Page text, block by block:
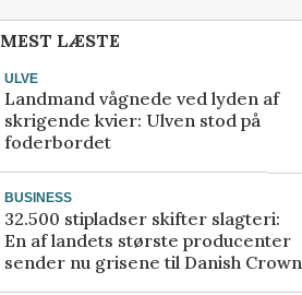
MEST LÆSTE
ULVE
Landmand vågnede ved lyden af
skrigende kvier: Ulven stod på
foderbordet
BUSINESS
32.500 stipladser skifter slagteri:
En af landets største producenter
sender nu grisene til Danish Crown